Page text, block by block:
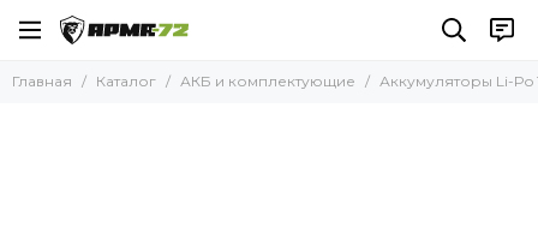
АКБ и комплектующие
Главная Каталог АКБ и комплектующие Аккумуляторы Li-Po